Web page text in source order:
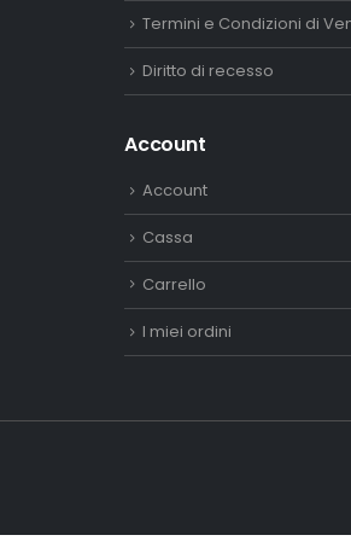
Termini e Condizioni di
Diritto di recesso
Account
Account
Cassa
Carrello
I miei ordini